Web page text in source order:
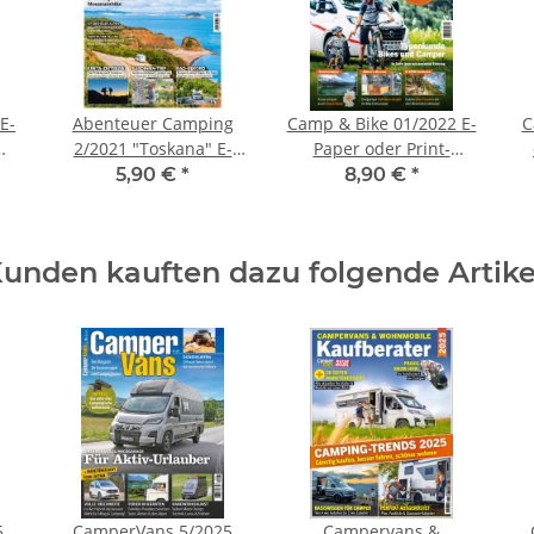
Abenteuer Camping
2/2021 "Toskana" E-
Paper oder Print-
5,90 € *
Camp & Bike 01/2022 E-
Paper oder Print-
Ausgabe
8,90 € *
kauften dazu folgende